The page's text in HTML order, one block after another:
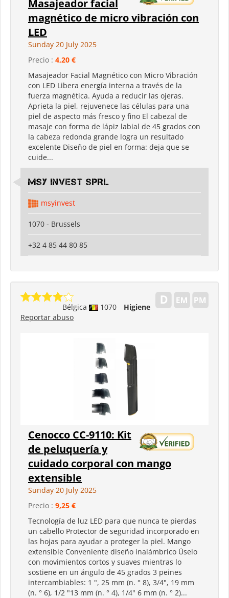
Masajeador facial
magnético de micro vibración con
LED
Sunday 20 July 2025
Precio : 4,20 €
Masajeador Facial Magnético con Micro Vibración
con LED Libera energía interna a través de la
fuerza magnética. Ayuda a reducir las ojeras.
Aprieta la piel, rejuvenece las células para una
piel de aspecto más fresco y fino El cabezal de
masaje con forma de lápiz labial de 45 grados con
la cabeza redonda grande logra un resultado
excelente Diseño de piel en forma: deja que se
cuide...
MSY INVEST SPRL
msyinvest
1070 - Brussels
+32 4 85 44 80 85
Bélgica 1070
Higiene
Reportar abuso
Cenocco CC-9110: Kit
de peluquería y
cuidado corporal con mango
extensible
Sunday 20 July 2025
Precio : 9,25 €
Tecnología de luz LED para que nunca te pierdas
un cabello Protector de seguridad incorporado en
las hojas para ayudar a proteger la piel. Mango
extensible Conveniente diseño inalámbrico Úselo
con movimientos cortos y suaves mientras lo
sostiene en un ángulo de 45 grados 3 peines
intercambiables: 1 ", 25 mm (n. ° 8), 3/4", 19 mm
(n. ° 6), 1/2 "13 mm (n. ° 4), 1/4" 6 mm (n. ° 2)...